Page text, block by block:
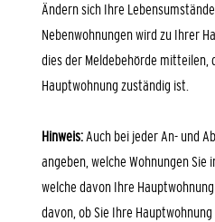
Ändern sich Ihre
Nebenwohnungen wird zu Ihrer
dies der Meldebehörde mitteilen,
Hauptwohnung zuständig ist.
Hinweis: Auch bei jeder An- und
angeben, welche Wohnungen Sie
welche davon Ihre
davon, ob Sie Ihre